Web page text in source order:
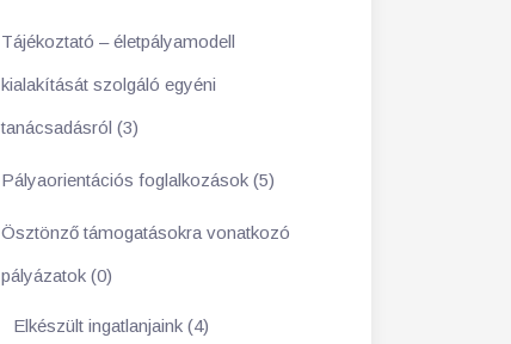
Tájékoztató – életpályamodell
kialakítását szolgáló egyéni
tanácsadásról (3)
Pályaorientációs foglalkozások (5)
Ösztönző támogatásokra vonatkozó
pályázatok (0)
Elkészült ingatlanjaink (4)